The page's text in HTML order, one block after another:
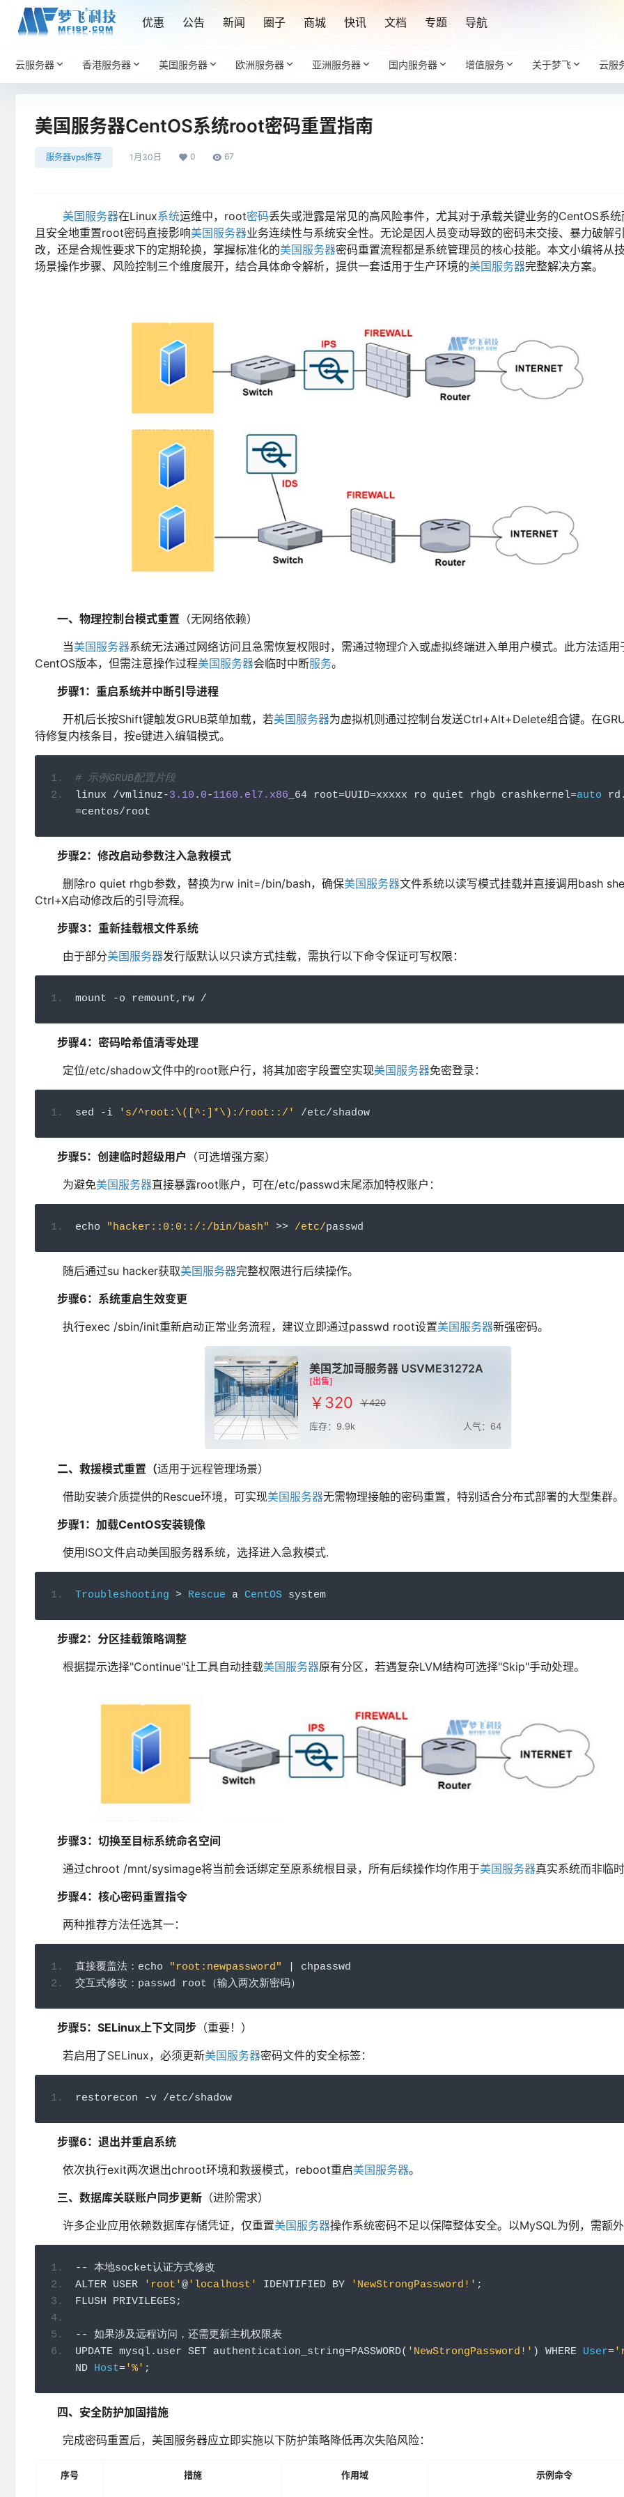
优惠 公告 新闻 圈子 商城 快讯 文档 专题 导航
云服务器 香港服务器 美国服务器 欧洲服务器 亚洲服务器 国内服务器 增值服务 关于梦飞 云服
美国服务器CentOS系统root密码重置指南
服务器vps推荐 1月30日 0 67
美国服务器在Linux系统运维中，root密码丢失或泄露是常见的高风险事件，尤其对于承载关键业务的CentOS系
且安全地重置root密码直接影响美国服务器业务连续性与系统安全性。无论是因人员变动导致的密码未交接、暴力破解
改，还是合规性要求下的定期轮换，掌握标准化的美国服务器密码重置流程都是系统管理员的核心技能。本文小编将从
场景操作步骤、风险控制三个维度展开，结合具体命令解析，提供一套适用于生产环境的美国服务器完整解决方案。
一、物理控制台模式重置 （无网络依赖）
当美国服务器系统无法通过网络访问且急需恢复权限时，需通过物理介入或虚拟终端进入单用户模式。此方法适用
CentOS版本，但需注意操作过程美国服务器会临时中断服务。
步骤1：重启系统并中断引导进程
开机后长按Shift键触发GRUB菜单加载，若美国服务器为虚拟机则通过控制台发送Ctrl+Alt+Delete组合键。在
待修复内核条目，按e键进入编辑模式。
# 示例GRUB配置片段
linux /vmlinuz-3.10 . 0-1160.el7.x86 _64 root=UUID=xxxxx ro quiet rhgb crashkernel=auto rd
=centos/root
步骤2：修改启动参数注入急救模式
删除ro quiet rhgb参数，替换为rw init=/bin/bash，确保美国服务器文件系统以读写模式挂载并直接调用bash
Ctrl+X启动修改后的引导流程。
步骤3：重新挂载根文件系统
由于部分美国服务器发行版默认以只读方式挂载，需执行以下命令保证可写权限：
mount -o remount, rw /
步骤4：密码哈希值清零处理
定位/etc/shadow文件中的root账户行，将其加密字段置空实现美国服务器免密登录：
sed -i 's/^root:\([^:]*\):/root::/' /etc/shadow
步骤5：创建临时超级用户 （可选增强方案）
为避免美国服务器直接暴露root账户，可在/etc/passwd末尾添加特权账户：
echo "hacker::0:0::/:/bin/bash" >> /etc/passwd
随后通过su hacker获取美国服务器完整权限进行后续操作。
步骤6：系统重启生效变更
执行exec /sbin/init重新启动正常业务流程，建议立即通过passwd root设置美国服务器新强密码。
美国芝加哥服务器 USVME31272A
[出售]
￥320 ￥420
库存：9.9k 人气：64
二、救援模式重置（适用于远程管理场景）
借助安装介质提供的Rescue环境，可实现美国服务器无需物理接触的密码重置，特别适合分布式部署的大型集群。
步骤1：加载CentOS安装镜像
使用ISO文件启动美国服务器系统，选择进入急救模式.
Troubleshooting > Rescue a CentOS system
步骤2：分区挂载策略调整
根据提示选择"Continue"让工具自动挂载美国服务器原有分区，若遇复杂LVM结构可选择"Skip"手动处理。
步骤3：切换至目标系统命名空间
通过chroot /mnt/sysimage将当前会话绑定至原系统根目录，所有后续操作均作用于美国服务器真实系统而非临
步骤4：核心密码重置指令
两种推荐方法任选其一：
直接覆盖法： echo "root:newpassword"
chpasswd
交互式修改： passwd root （输入两次新密码）
步骤5：SELinux上下文同步 （重要！）
若启用了SELinux，必须更新美国服务器密码文件的安全标签：
restorecon -v /etc/shadow
步骤6：退出并重启系统
依次执行exit两次退出chroot环境和救援模式，reboot重启美国服务器。
三、数据库关联账户同步更新 （进阶需求）
许多企业应用依赖数据库存储凭证，仅重置美国服务器操作系统密码不足以保障整体安全。以MySQL为例，需额
-- 本地socket认证方式修改
ALTER USER
'root'@'localhost' IDENTIFIED BY 'NewStrongPassword!' ;
FLUSH PRIVILEGES;
--
如果涉及远程访问，还需更新主机权限表
UPDATE mysql. user SET authentication_string=PASSWORD( 'NewStrongPassword!' ) WHERE User=
ND Host='%' ;
四、安全防护加固措施
完成密码重置后，美国服务器应立即实施以下防护策略降低再次失陷风险：
序号 措施 作用域 示例命令